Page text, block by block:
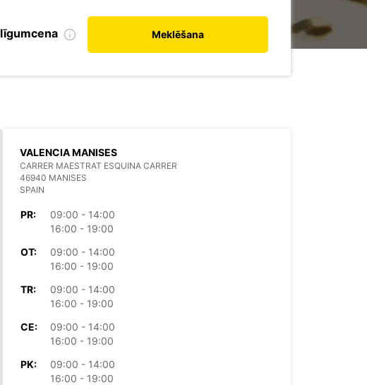
līgumcena Meklēšana
VALENCIA MANISES
CARRER MAESTRAT ESQUINA CARRER
46940 MANISES
SPAIN
PR:
09:00 - 14:00
16:00 - 19:00
OT:
09:00 - 14:00
16:00 - 19:00
TR:
09:00 - 14:00
16:00 - 19:00
CE:
09:00 - 14:00
16:00 - 19:00
PK:
09:00 - 14:00
16:00 - 19:00